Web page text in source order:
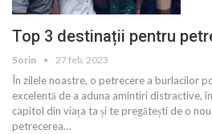
Top 3 destinații pentru
Sorin 27 feb. 2023
În zilele noastre, o petrecere a burlacilor
excelentă de a aduna amintiri distractive,
capitol din viața ta și te pregătești de o
petrecerea…